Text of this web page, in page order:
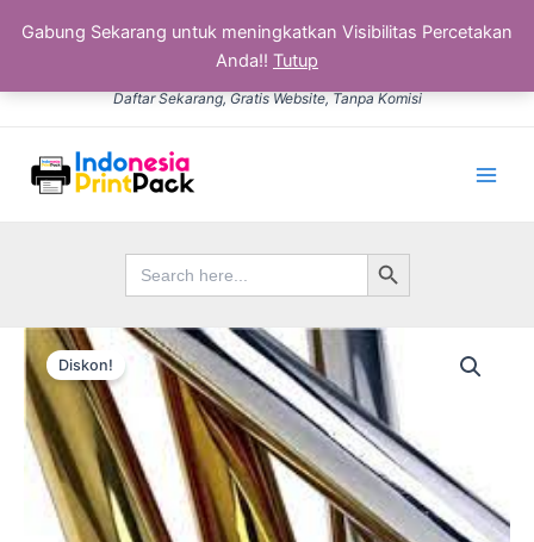
Gabung Sekarang untuk meningkatkan Visibilitas Percetakan
Anda!! Tutup
Daftar Sekarang, Gratis Website, Tanpa Komisi
Search
for:
Search Button
Diskon!
Harga
aslinya
adalah:
Rp15.000.
Harga
saat
ini
adalah:
Rp12.500.
Kuantitas
Kertas
Foil
Poly